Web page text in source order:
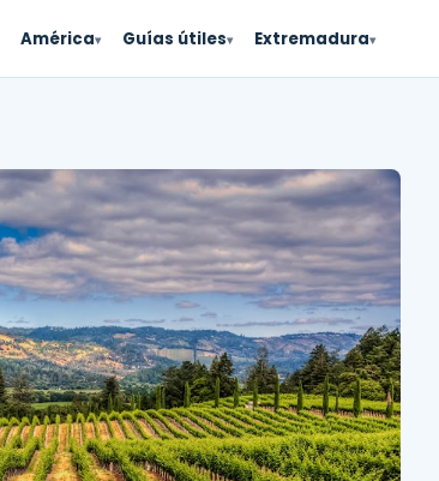
América▾ Guías útiles▾ Extremadura▾